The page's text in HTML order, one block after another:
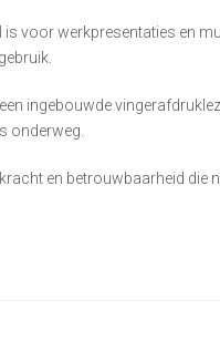
voor werkpresentaties en
ingebouwde
onderweg.
en betrouwbaarheid